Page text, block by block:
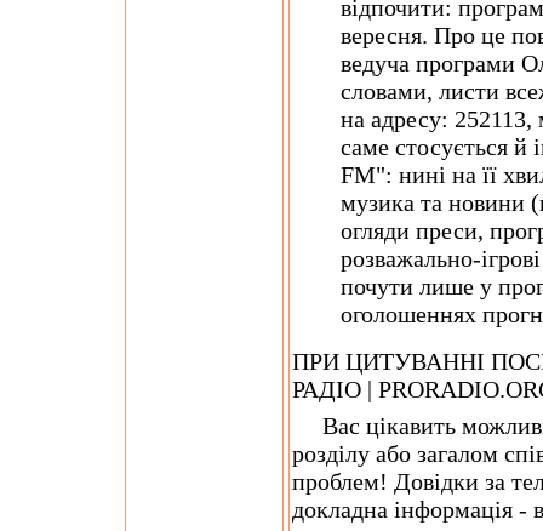
відпочити:
вересня. Про це
ведуча програми
словами, листи
на адресу:
саме стосується й
FM": нині на її
музика та новини
огляди преси,
розважально-
почути лише у
оголошеннях
ПРИ ЦИТУВАННІ
РАДІО |
Вас цікавить
розділу або загалом
проблем! Довідки за
докладна інформація -